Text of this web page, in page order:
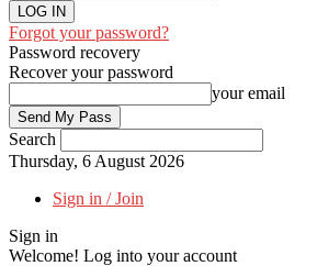
Forgot your password?
Password recovery
Recover your password
your email
Search
Thursday, 6 August 2026
Sign in / Join
Sign in
Welcome! Log into your account